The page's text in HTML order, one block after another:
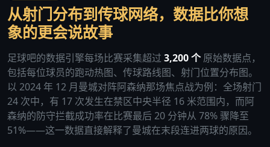
从射门分布到传球网络，数据比你想
象的更会说故事
足球吧的数据引擎每场比赛采集超过 3,200 个原始数据点，
包括每位球员的跑动热图、传球路线图、射门位置分布图。
以 2024 年 12 月曼城对阵阿森纳那场焦点战为例：全场射门
24 次中，有 17 次发生在禁区中央半径 16 米范围内，而阿
森纳的防守拦截成功率在比赛最后 20 分钟从 78% 骤降至
51%——这一数据直接解释了曼城在末段连进两球的原因。